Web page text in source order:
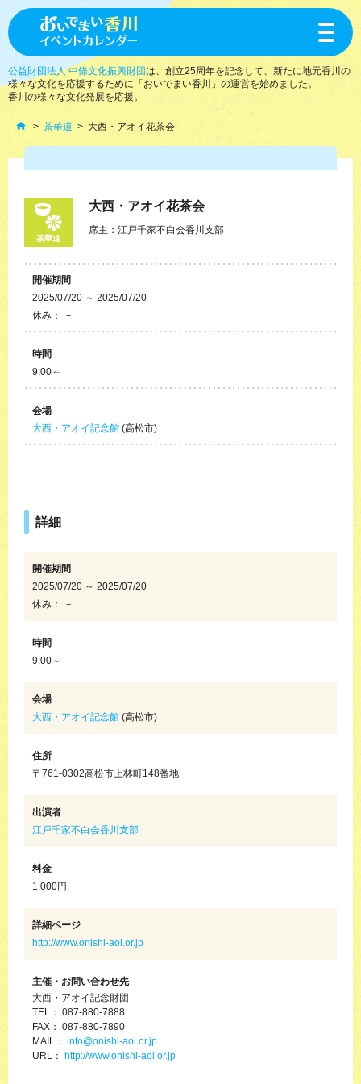
toggle
公益財団法人 中條文化振興財団は、創立25周年を記念して、新たに地元香川の
様々な文化を応援するために「おいでまい香川」の運営を始めました。
香川の様々な文化発展を応援。
茶華道 大西・アオイ花茶会
茶華道
大西・アオイ花茶会
席主：江戸千家不白会香川支部
開催期間
2025/07/20 ～ 2025/07/20
休み： －
時間
9:00～
会場
大西・アオイ記念館 (高松市)
詳細
開催期間
2025/07/20 ～ 2025/07/20
休み： －
時間
9:00～
会場
大西・アオイ記念館 (高松市)
住所
〒761-0302高松市上林町148番地
出演者
江戸千家不白会香川支部
料金
1,000円
詳細ページ
http://www.onishi-aoi.or.jp
主催・お問い合わせ先
大西・アオイ記念財団
TEL： 087-880-7888
FAX： 087-880-7890
MAIL： info@onishi-aoi.or.jp
URL： http://www.onishi-aoi.or.jp